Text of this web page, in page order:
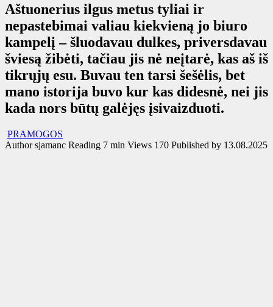
Aštuonerius ilgus metus tyliai ir
nepastebimai valiau kiekvieną jo biuro
kampelį – šluodavau dulkes, priversdavau
šviesą žibėti, tačiau jis nė neįtarė, kas aš iš
tikrųjų esu. Buvau ten tarsi šešėlis, bet
mano istorija buvo kur kas didesnė, nei jis
kada nors būtų galėjęs įsivaizduoti.
PRAMOGOS
Author sjamanc Reading 7 min Views 170 Published by 13.08.2025